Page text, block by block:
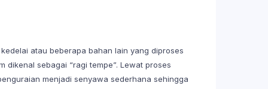
atau beberapa bahan lain yang diproses
dikenal sebagai “ragi tempe”. Lewat proses
menjadi senyawa sederhana sehingga